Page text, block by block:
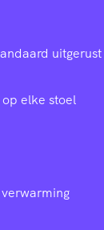
elke stoel